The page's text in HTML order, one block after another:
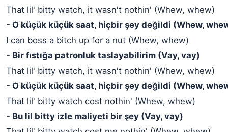
That lil' bitty watch, it wasn't nothin' (Whew, whew)
- O küçük küçük saat, hiçbir şey değildi (Whew,
I can boss a bitch up for a nut (Whew, whew)
- Bir fıstığa patronluk taslayabilirim (Vay, vay)
That lil' bitty watch, it wasn't nothin' (Whew, whew)
- O küçük küçük saat, hiçbir şey değildi (Whew,
That lil' bitty watch cost nothin' (Whew, whew)
- Bu lil bitty izle maliyeti bir şey (Vay, vay)